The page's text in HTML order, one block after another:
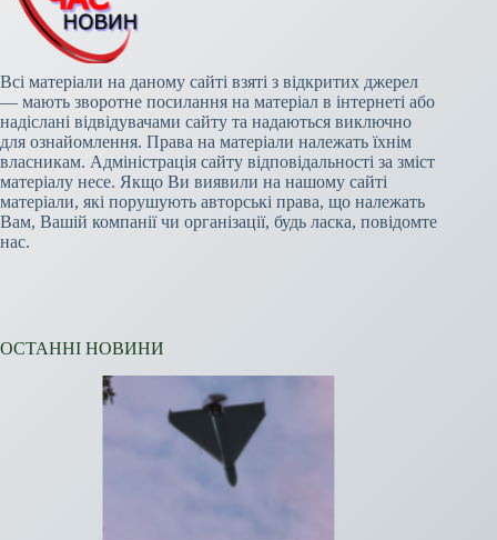
Всі матеріали на даному сайті взяті з відкритих джерел
— мають зворотне посилання на матеріал в інтернеті або
надіслані відвідувачами сайту та надаються виключно
для ознайомлення. Права на матеріали належать їхнім
власникам. Адміністрація сайту відповідальності за зміст
матеріалу несе. Якщо Ви виявили на нашому сайті
матеріали, які порушують авторські права, що належать
Вам, Вашій компанії чи організації, будь ласка, повідомте
нас.
ОСТАННІ НОВИНИ